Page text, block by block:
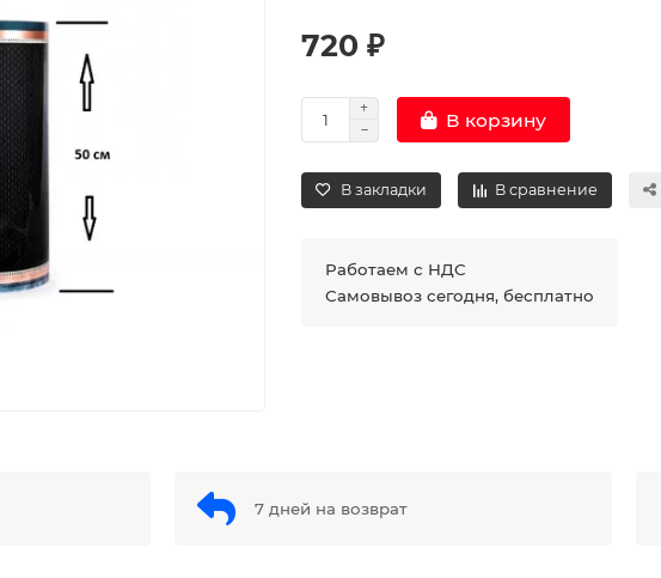
720 ₽
В корзину
В закладки В сравнение
Работаем с НДС
Самовывоз сегодня, бесплатно
7 дней на возврат